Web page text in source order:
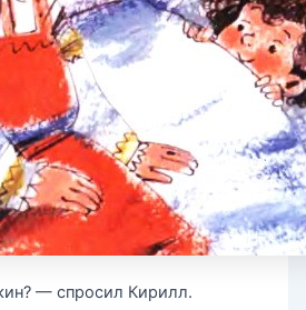
— спросил Кирилл.